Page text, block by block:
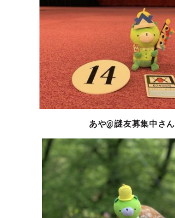
あや@謎友募集中さん